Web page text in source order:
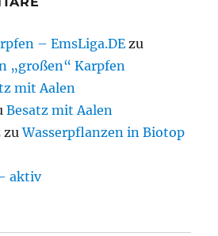
– EmsLiga.DE zu
„großen“ Karpfen
mit Aalen
Besatz mit Aalen
zuWasserpflanzen in Biotop
aktiv